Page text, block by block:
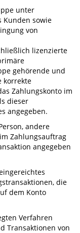
unter
Kunden sowie
von
lizenzierte
gehörende und
korrekte
Zahlungskonto im
dieser
angegeben.
andere
Zahlungsauftrag
angegeben
die
dem Konto
Verfahren
Transaktionen von